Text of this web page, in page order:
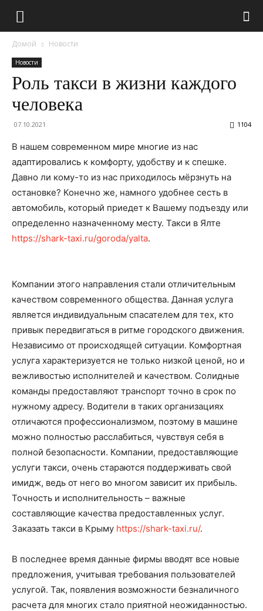
Домой Новости
Новости
Роль такси в жизни каждого
человека
07.10.2021 1104
В нашем современном мире многие из нас
адаптировались к комфорту, удобству и к спешке.
Давно ли кому-то из нас приходилось мёрзнуть на
остановке? Конечно же, намного удобнее сесть в
автомобиль, который приедет к Вашему подъезду или
определенно назначенному месту. Такси в Ялте
https://shark-taxi.ru/goroda/yalta.
Компании этого направления стали отличительным
качеством современного общества. Данная услуга
является индивидуальным спасателем для тех, кто
привык передвигаться в ритме городского движения.
Независимо от происходящей ситуации. Комфортная
услуга характеризуется не только низкой ценой, но и
вежливостью исполнителей и качеством. Солидные
команды предоставляют транспорт точно в срок по
нужному адресу. Водители в таких организациях
отличаются профессионализмом, поэтому в машине
можно полностью расслабиться, чувствуя себя в
полной безопасности. Компании, предоставляющие
услуги такси, очень стараются поддерживать свой
имидж, ведь от него во многом зависит их прибыль.
Точность и исполнительность – важные
составляющие качества предоставленных услуг.
Заказать такси в Крыму https://shark-taxi.ru/.
В последнее время данные фирмы вводят все новые
предложения, учитывая требования пользователей
услугой. Так, появления возможности безналичного
расчета для многих стало приятной неожиданностью.